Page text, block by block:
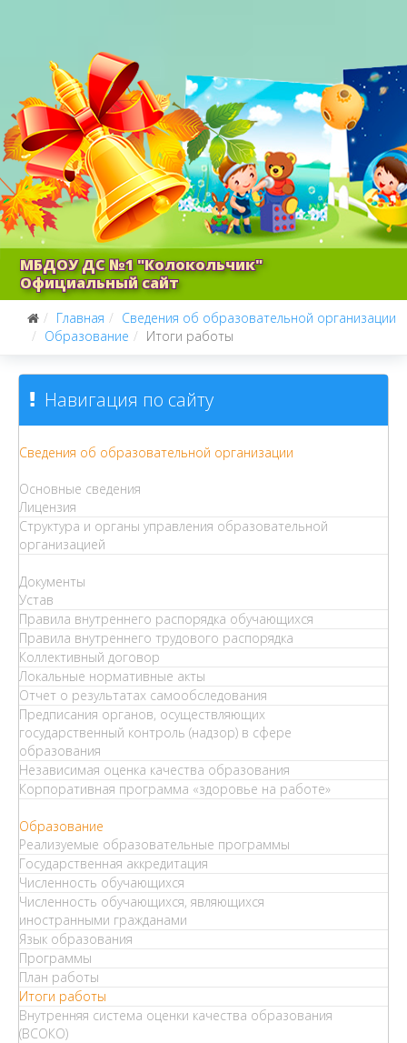
МБДОУ ДС №1 "Колокольчик"
Официальный сайт
Главная
Сведения об образовательной организации
Образование
Итоги работы
Навигация по сайту
Сведения об образовательной организации
Основные сведения
Лицензия
Структура и органы управления образовательной
организацией
Документы
Устав
Правила внутреннего распорядка обучающихся
Правила внутреннего трудового распорядка
Коллективный договор
Локальные нормативные акты
Отчет о результатах самообследования
Предписания органов, осуществляющих
государственный контроль (надзор) в сфере
образования
Независимая оценка качества образования
Корпоративная программа «здоровье на работе»
Образование
Реализуемые образовательные программы
Государственная аккредитация
Численность обучающихся
Численность обучающихся, являющихся
иностранными гражданами
Язык образования
Программы
План работы
Итоги работы
Внутренняя система оценки качества образования
(ВСОКО)